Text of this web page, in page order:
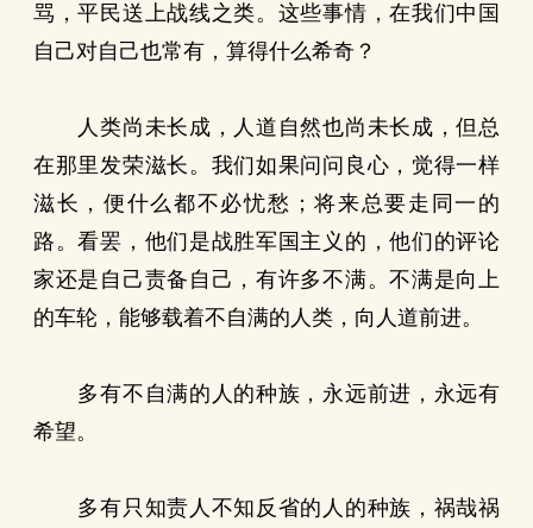
骂，平民送上战线之类。这些事情，在我们中国
自己对自己也常有，算得什么希奇？
人类尚未长成，人道自然也尚未长成，但总
在那里发荣滋长。我们如果问问良心，觉得一样
滋长，便什么都不必忧愁；将来总要走同一的
路。看罢，他们是战胜军国主义的，他们的评论
家还是自己责备自己，有许多不满。不满是向上
的车轮，能够载着不自满的人类，向人道前进。
多有不自满的人的种族，永远前进，永远有
希望。
多有只知责人不知反省的人的种族，祸哉祸